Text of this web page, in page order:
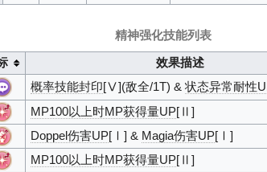
精神强化技能列表
效果描述
概率技能封印[Ⅴ](敌全/1T) &状态异常耐性
MP100以上时MP获得量UP[Ⅱ]
Doppel伤害UP[Ⅰ] & Magia伤害UP[Ⅰ]
MP100以上时MP获得量UP[Ⅱ]